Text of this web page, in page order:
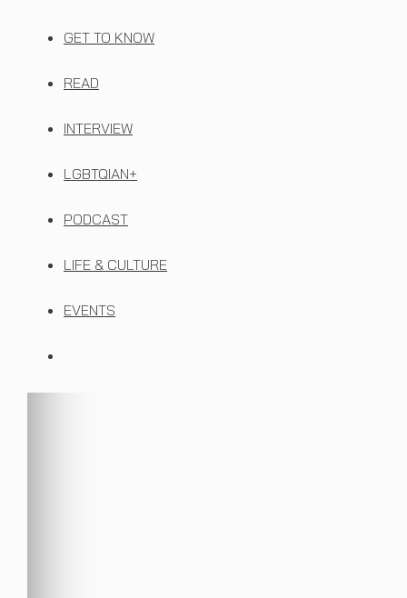
GET TO KNOW
READ
INTERVIEW
LGBTQIAN+
PODCAST
LIFE & CULTURE
EVENTS